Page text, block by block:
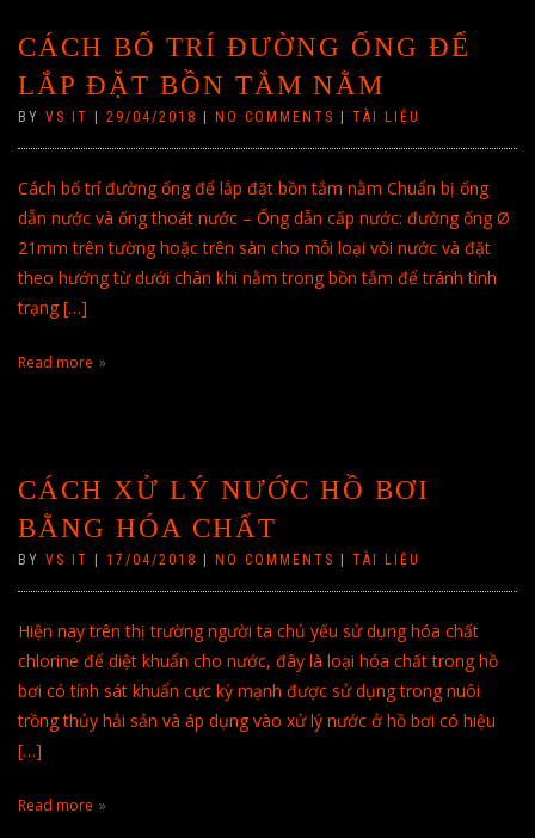
CÁCH BỐ TRÍ ĐƯỜNG ỐNG ĐỂ
LẮP ĐẶT BỒN TẮM NẰM
BY VS IT 29/04/2018 NO COMMENTS TÀI LIỆU
Cách bố trí đường ống để lắp đặt bồn tắm nằm Chuẩn bị ống
dẫn nước và ống thoát nước – Ống dẫn cấp nước: đường ống Ø
21mm trên tường hoặc trên sàn cho mỗi loại vòi nước và đặt
theo hướng từ dưới chân khi nằm trong bồn tắm để tránh tình
trạng […]
Read more
CÁCH XỬ LÝ NƯỚC HỒ BƠI
BẰNG HÓA CHẤT
BY VS IT 17/04/2018 NO COMMENTS TÀI LIỆU
Hiện nay trên thị trường người ta chủ yếu sử dụng hóa chất
chlorine để diệt khuẩn cho nước, đây là loại hóa chất trong hồ
bơi có tính sát khuẩn cực kỳ mạnh được sử dụng trong nuôi
trồng thủy hải sản và áp dụng vào xử lý nước ở hồ bơi có hiệu
[…]
Read more